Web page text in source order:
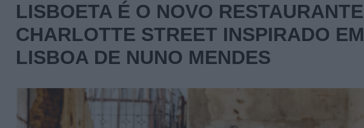
LISBOETA É O NOVO RESTAURANTE
CHARLOTTE STREET INSPIRADO EM
LISBOA DE NUNO MENDES